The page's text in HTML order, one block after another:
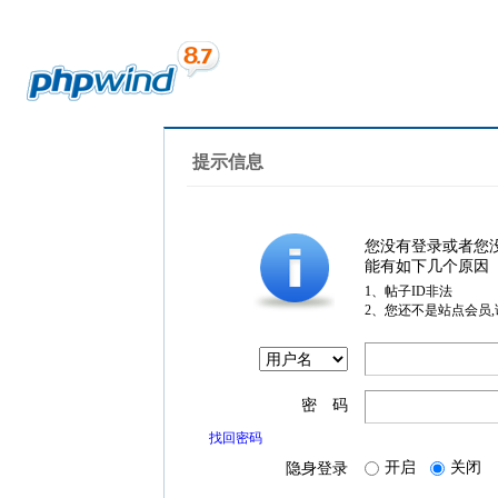
提示信息
您没有登录或者您
能有如下几个原因
1、帖子ID非法
2、您还不是站点会员
密 码
找回密码
隐身登录 开启 关闭